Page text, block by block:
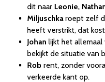
dit naar Leonie,
Miljuschka roept zelf
heeft verstrikt, dat
Johan lijkt het
bekijkt de situatie van
Rob rent, zonder
verkeerde kant op.